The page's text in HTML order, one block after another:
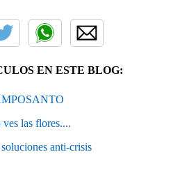
EN ESTE BLOG:
ves las flores....
soluciones anti-crisis